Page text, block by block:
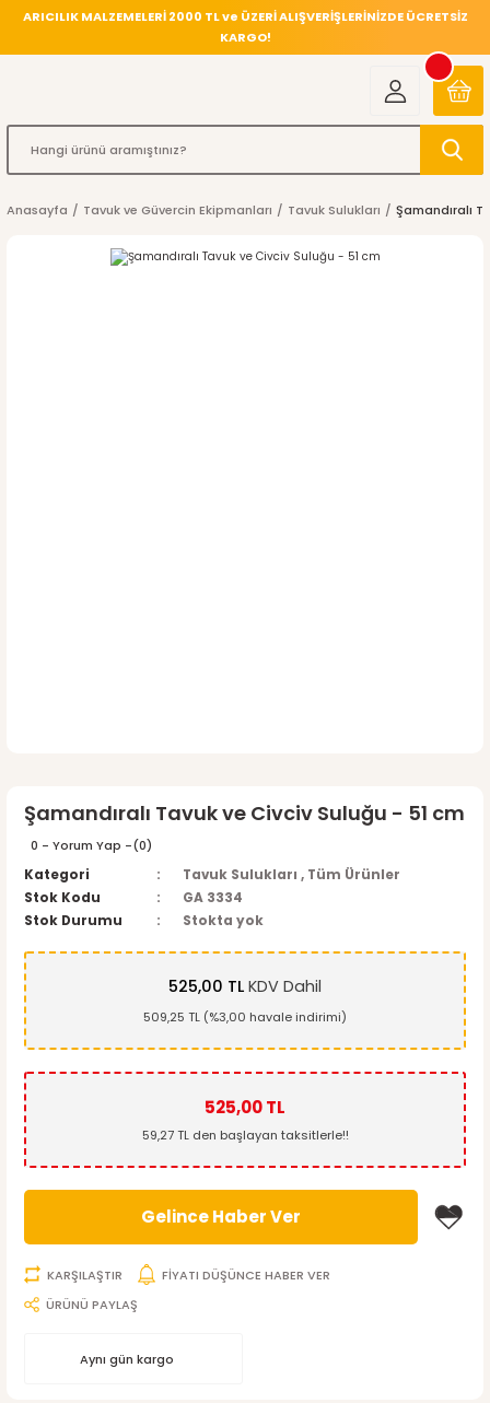
ARICILIK MALZEMELERİ 2000 TL ve ÜZERİ ALIŞVERİŞLERİNİZDE ÜCRETSİZ
KARGO!
Anasayfa Tavuk ve Güvercin Ekipmanları Tavuk Sulukları Şamandıralı
Şamandıralı Tavuk ve Civciv Suluğu - 51 cm
0 - Yorum Yap -(0)
Kategori
Tavuk Sulukları , Tüm Ürünler
Stok Kodu
GA 3334
Stok Durumu
Stokta yok
525,00 TL KDV Dahil
509,25 TL (%3,00 havale indirimi)
525,00 TL
59,27 TL den başlayan taksitlerle!!
Gelince Haber Ver
KARŞILAŞTIR
FİYATI DÜŞÜNCE HABER VER
ÜRÜNÜ PAYLAŞ
Aynı gün kargo